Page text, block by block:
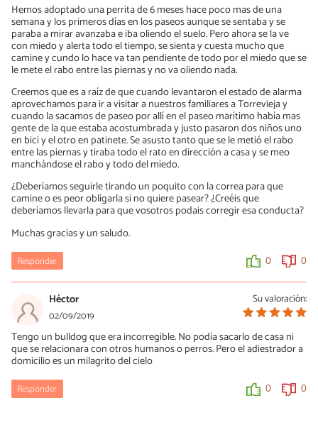
Hemos adoptado una perrita de 6 meses hace poco mas de una
semana y los primeros días en los paseos aunque se sentaba y se
paraba a mirar avanzaba e iba oliendo el suelo. Pero ahora se la ve
con miedo y alerta todo el tiempo, se sienta y cuesta mucho que
camine y cundo lo hace va tan pendiente de todo por el miedo que se
le mete el rabo entre las piernas y no va oliendo nada.
Creemos que es a raíz de que cuando levantaron el estado de alarma
aprovechamos para ir a visitar a nuestros familiares a Torrevieja y
cuando la sacamos de paseo por allí en el paseo marítimo había mas
gente de la que estaba acostumbrada y justo pasaron dos niños uno
en bici y el otro en patinete. Se asusto tanto que se le metió el rabo
entre las piernas y tiraba todo el rato en dirección a casa y se meo
manchándose el rabo y todo del miedo.
¿Deberíamos seguirle tirando un poquito con la correa para que
camine o es peor obligarla si no quiere pasear? ¿Creéis que
deberíamos llevarla para que vosotros podais corregir esa conducta?
Muchas gracias y un saludo.
Responder 0 0
Su valoración:
Héctor
02/09/2019
Tengo un bulldog que era incorregible. No podía sacarlo de casa ni
que se relacionara con otros humanos o perros. Pero el adiestrador a
domicilio es un milagrito del cielo
Responder 0 0